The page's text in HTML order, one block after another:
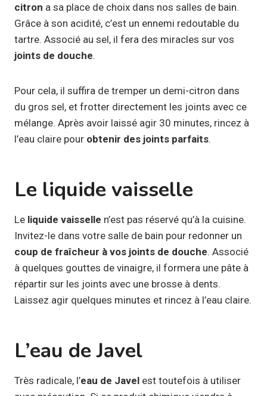
citron a sa place de choix dans nos salles de bain.
Grâce à son acidité, c’est un ennemi redoutable du
tartre. Associé au sel, il fera des miracles sur vos
joints de douche.
Pour cela, il suffira de tremper un demi-citron dans
du gros sel, et frotter directement les joints avec ce
mélange. Après avoir laissé agir 30 minutes, rincez à
l’eau claire pour obtenir des joints parfaits.
Le liquide vaisselle
Le liquide vaisselle n’est pas réservé qu’à la cuisine.
Invitez-le dans votre salle de bain pour redonner un
coup de fraîcheur à vos joints de douche. Associé
à quelques gouttes de vinaigre, il formera une pâte à
répartir sur les joints avec une brosse à dents.
Laissez agir quelques minutes et rincez à l’eau claire.
L’eau de Javel
Très radicale, l’eau de Javel est toutefois à utiliser